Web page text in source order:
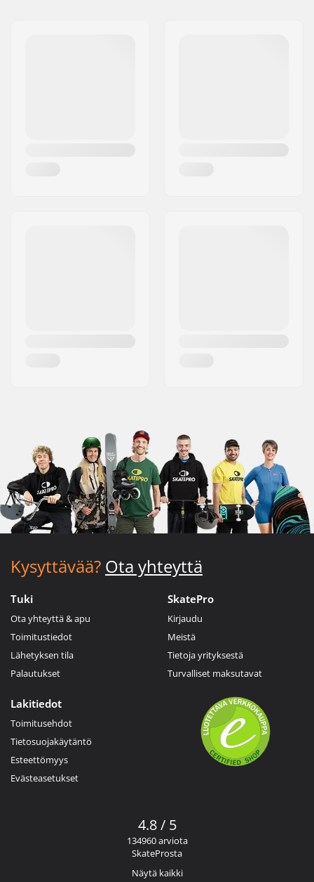
Kysyttävää? Ota yhteyttä
Tuki
Ota yhteyttä & apu
Toimitustiedot
Lähetyksen tila
Palautukset
SkatePro
Kirjaudu
Meistä
Tietoja yrityksestä
Turvalliset maksutavat
Lakitiedot
Toimitusehdot
Tietosuojakäytäntö
Esteettömyys
Evästeasetukset
4.8 / 5
134960 arviota
SkateProsta
Näytä kaikki